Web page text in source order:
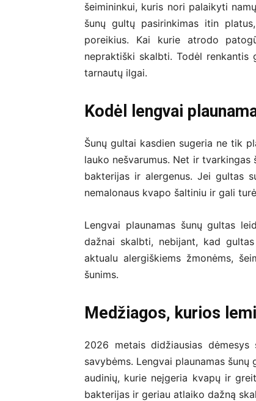
šeimininkui, kuris nori palaikyti
šunų gultų pasirinkimas itin
poreikius. Kai kurie atrodo
nepraktiški skalbti. Todėl
tarnautų ilgai.
Kodėl lengvai
Šunų gultai kasdien sugeria ne tik
lauko nešvarumus. Net ir tvarkingas
bakterijas ir alergenus. Jei gultas
nemalonaus kvapo šaltiniu ir gali
Lengvai plaunamas šunų gultas
dažnai skalbti, nebijant, kad
aktualu alergiškiems žmonėms,
šunims.
Medžiagos, kurios
2026 metais didžiausias
savybėms. Lengvai plaunamas
audinių, kurie neįgeria kvapų ir
bakterijas ir geriau atlaiko dažną